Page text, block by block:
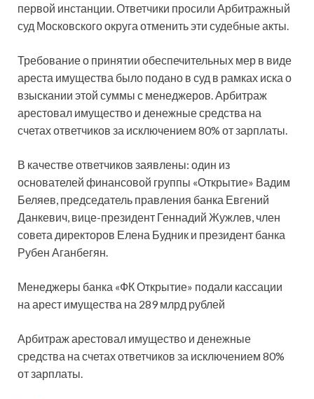
первой инстанции. Ответчики просили Арбитражный
суд Московского округа отменить эти судебные акты.
Требование о принятии обеспечительных мер в виде
ареста имущества было подано в суд в рамках иска о
взыскании этой суммы с менеджеров. Арбитраж
арестовал имущество и денежные средства на
счетах ответчиков за исключением 80% от зарплаты.
В качестве ответчиков заявлены: один из
основателей финансовой группы «Открытие» Вадим
Беляев, председатель правления банка Евгений
Данкевич, вице-президент Геннадий Жужлев, член
совета директоров Елена Будник и президент банка
Рубен Аганбегян.
​Менеджеры банка «ФК Открытие» подали кассации
на арест имущества на 289 млрд рублей
Арбитраж арестовал имущество и денежные
средства на счетах ответчиков за исключением 80%
от зарплаты.